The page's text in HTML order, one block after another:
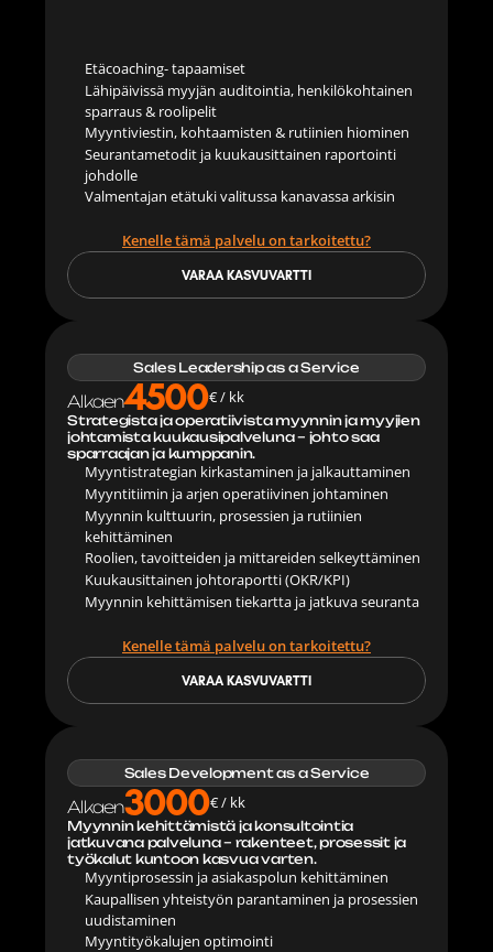
Etäcoaching- tapaamiset
Lähipäivissä myyjän auditointia, henkilökohtainen
sparraus & roolipelit
Myyntiviestin, kohtaamisten & rutiinien hiominen
Seurantametodit ja kuukausittainen raportointi
johdolle
Valmentajan etätuki valitussa kanavassa arkisin
Kenelle tämä palvelu on tarkoitettu?
VARAA KASVUVARTTI
Sales Leadership as a Service
Alkaen4500€ / kk
Strategista ja operatiivista myynnin ja myyjien
johtamista kuukausipalveluna – johto saa
sparraajan ja kumppanin.
Myyntistrategian kirkastaminen ja jalkauttaminen
Myyntitiimin ja arjen operatiivinen johtaminen
Myynnin kulttuurin, prosessien ja rutiinien
kehittäminen
Roolien, tavoitteiden ja mittareiden selkeyttäminen
Kuukausittainen johtoraportti (OKR/KPI)
Myynnin kehittämisen tiekartta ja jatkuva seuranta
VARAA KASVUVARTTI
Kenelle tämä palvelu on tarkoitettu?
Sales Development as a Service
Alkaen3000€ / kk
Myynnin kehittämistä ja konsultointia
jatkuvana palveluna – rakenteet, prosessit ja
työkalut kuntoon kasvua varten.
Myyntiprosessin ja asiakaspolun kehittäminen
Kaupallisen yhteistyön parantaminen ja prosessien
uudistaminen
Myyntityökalujen optimointi